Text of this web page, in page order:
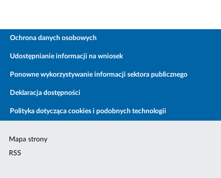
Ochrona danych osobowych
Udostępnianie informacji na wniosek
Ponowne wykorzystywanie informacji sektora publicznego
Deklaracja dostępności
Polityka dotycząca cookies i podobnych technologii
Mapa strony
RSS